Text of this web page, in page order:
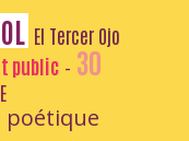
El Tercer Ojo
public- 30